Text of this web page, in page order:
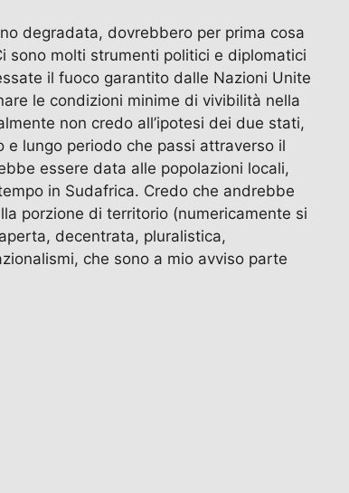
degradata, dovrebbero per prima cosa
sono molti strumenti politici e diplomatici
il fuoco garantito dalle Nazioni Unite
le condizioni minime di vivibilità nella
non credo all’ipotesi dei due stati,
lungo periodo che passi attraverso il
essere data alle popolazioni locali,
in Sudafrica. Credo che andrebbe
porzione di territorio (numericamente si
decentrata, pluralistica,
che sono a mio avviso parte